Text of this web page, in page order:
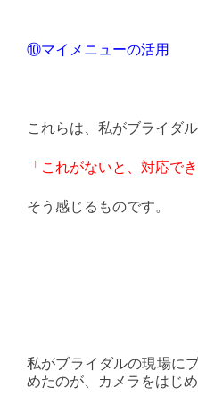
⑩マイメニューの活用
これらは、私がブライダ
「これがないと、対応で
そう感じるものです。
私がブライダルの現場に
めたのが、カメラをはじめ